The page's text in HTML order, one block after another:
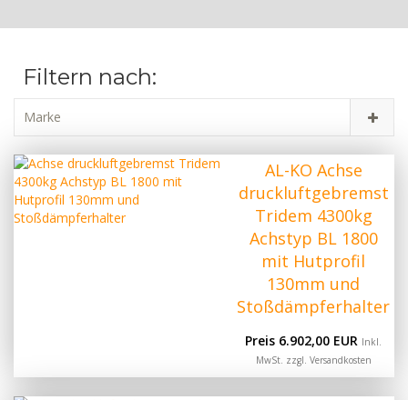
Filtern nach:
Marke
AL-KO Achse
druckluftgebremst
Tridem 4300kg
Achstyp BL 1800
mit Hutprofil
130mm und
Stoßdämpferhalter
Preis 6.902,00 EUR Inkl.
MwSt. zzgl. Versandkosten